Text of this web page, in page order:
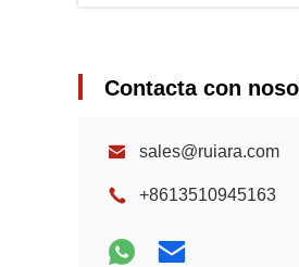
Contacta con
sales@ruiara.com
+8613510945163